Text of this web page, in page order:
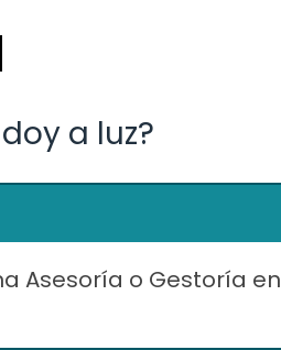
a luz?
Asesoría o Gestoría en